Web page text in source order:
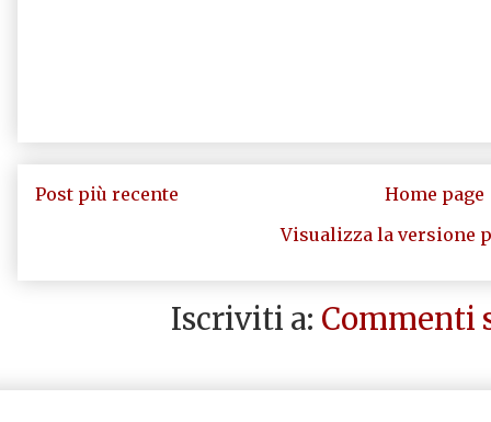
Post più recente
Home page
Visualizza la versione
Iscriviti a: Commenti